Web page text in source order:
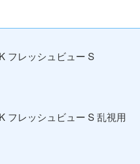
フレッシュビュー S
フレッシュビュー S 乱視用